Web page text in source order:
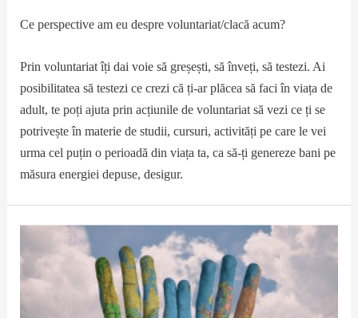
Ce perspective am eu despre voluntariat/clacă acum?
Prin voluntariat îți dai voie să greșești, să înveți, să testezi. Ai
posibilitatea să testezi ce crezi că ți-ar plăcea să faci în viața de
adult, te poți ajuta prin acțiunile de voluntariat să vezi ce ți se
potrivește în materie de studii, cursuri, activități pe care le vei
urma cel puțin o perioadă din viața ta, ca să-ți genereze bani pe
măsura energiei depuse, desigur.